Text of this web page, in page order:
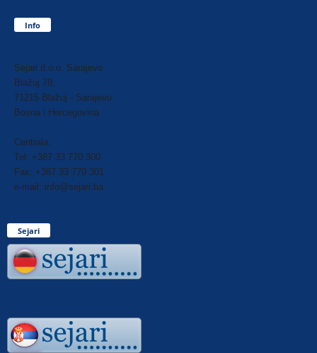
Info
Sejari d.o.o. Sarajevo
Blažuj 78,
71215 Blažuj - Sarajevo
Bosna i Hercegovina
Centrala:
Tel: +387 33 770 300
Fax: +387 33 770 301
e-mail: info@sejari.ba
Sejari